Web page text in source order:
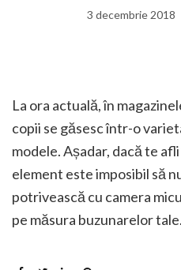
3 decembrie 2018
La ora actuală, în
copii se găsesc într-o
modele. Așadar, dacă te
element este imposibil să
potrivească cu camera
pe măsura buzunarelor tale.